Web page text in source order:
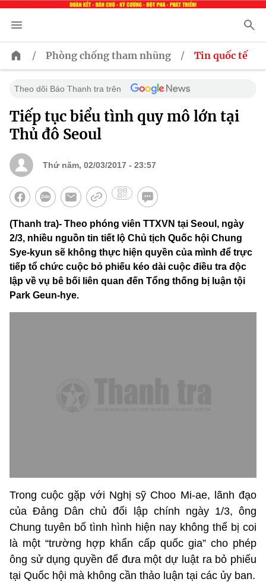
/ Phòng chống tham nhũng / Tin quốc tế
Theo dõi Báo Thanh tra trên
Tiếp tục biểu tình quy mô lớn tại
Thủ đô Seoul
Thứ năm, 02/03/2017 - 23:57
(Thanh tra)- Theo phóng viên TTXVN tại Seoul, ngày
2/3, nhiều nguồn tin tiết lộ Chủ tịch Quốc hội Chung
Sye-kyun sẽ không thực hiện quyền của mình để trực
tiếp tổ chức cuộc bỏ phiếu kéo dài cuộc điều tra độc
lập về vụ bê bối liên quan đến Tổng thống bị luận tội
Park Geun-hye.
Trong cuộc gặp với Nghị sỹ Choo Mi-ae, lãnh đạo
của Đảng Dân chủ đối lập chính ngày 1/3, ông
Chung tuyên bố tình hình hiện nay không thể bị coi
là một “trường hợp khẩn cấp quốc gia” cho phép
ông sử dụng quyền để đưa một dự luật ra bỏ phiếu
tại Quốc hội mà không cần thảo luận tại các ủy ban.